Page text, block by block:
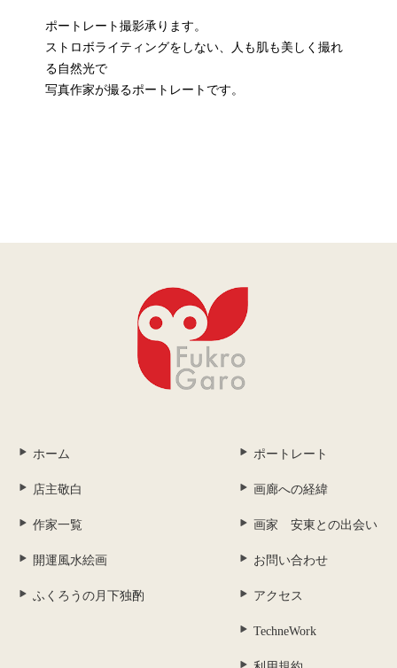
ポートレート撮影承ります。
ストロボライティングをしない、人も肌も美しく撮れ
る自然光で
写真作家が撮るポートレートです。
ホーム
店主敬白
作家一覧
開運風水絵画
ふくろうの月下独酌
ポートレート
画廊への経緯
画家 安東との出会い
お問い合わせ
アクセス
TechneWork